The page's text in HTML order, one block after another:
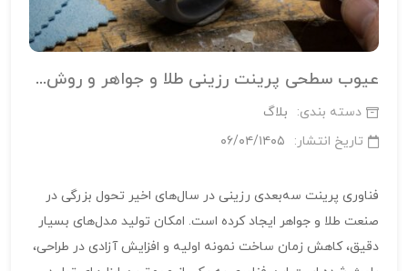
عیوب سطحی پرینت رزینی طلا و جواهر و روش‌های رفع آن‌ها | راهنمای تخصصی برای جواهرسازان
دسته بندی:
بلاگ
تاریخ انتشار:
۰۶/۰۴/۱۴۰۵
فناوری پرینت سه‌بعدی رزینی در سال‌های اخیر تحول بزرگی در
صنعت طلا و جواهر ایجاد کرده است. امکان تولید مدل‌های بسیار
دقیق، کاهش زمان ساخت نمونه اولیه و افزایش آزادی در طراحی،